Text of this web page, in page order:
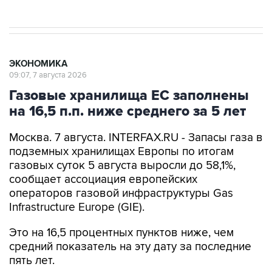
ЭКОНОМИКА
09:07, 7 августа 2026
Газовые хранилища ЕС заполнены
на 16,5 п.п. ниже среднего за 5 лет
Москва. 7 августа. INTERFAX.RU - Запасы газа в
подземных хранилищах Европы по итогам
газовых суток 5 августа выросли до 58,1%,
сообщает ассоциация европейских
операторов газовой инфраструктуры Gas
Infrastructure Europe (GIE).
Это на 16,5 процентных пунктов ниже, чем
средний показатель на эту дату за последние
пять лет.